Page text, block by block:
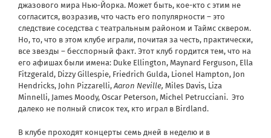
джазового мира Нью-Йорка. Может быть, кое-кто с этим не
согласится, возразив, что часть его популярности – это
следствие соседства с театральным районом и Таймс сквером.
Но, то, что в этом клубе играли, почитая за честь, практически,
все звезды – бесспорный факт. Этот клуб гордится тем, что на
его афишах были имена: Duke Ellington, Maynard Ferguson, Ella
Fitzgerald, Dizzy Gillespie, Friedrich Gulda, Lionel Hampton, Jon
Hendricks, John Pizzarelli,Aaron Neville, Miles Davis, Liza
Minnelli, James Moody, Oscar Peterson, Michel Petrucciani. Это
далеко не полный список тех, кто играл в Birdland.
В клубе проходят концерты семь дней в неделю и в